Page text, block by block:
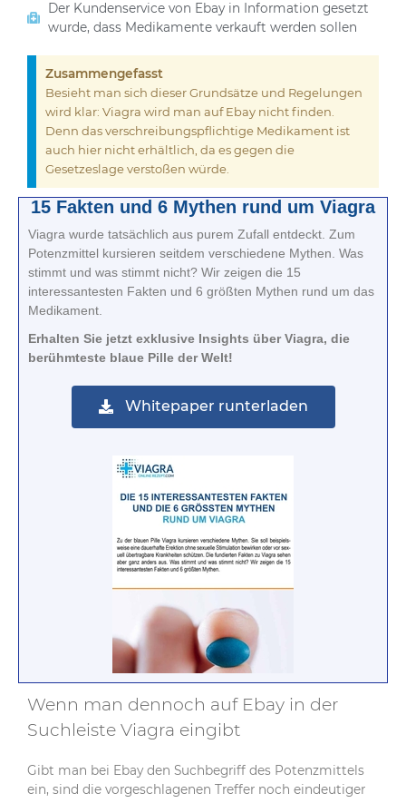
Der Kundenservice von Ebay in Information gesetzt
wurde, dass Medikamente verkauft werden sollen
Zusammengefasst
Besieht man sich dieser Grundsätze und Regelungen
wird klar: Viagra wird man auf Ebay nicht finden.
Denn das verschreibungspflichtige Medikament ist
auch hier nicht erhältlich, da es gegen die
Gesetzeslage verstoßen würde.
15 Fakten und 6 Mythen rund um Viagra
Viagra wurde tatsächlich aus purem Zufall entdeckt. Zum
Potenzmittel kursieren seitdem verschiedene Mythen. Was
stimmt und was stimmt nicht? Wir zeigen die 15
interessantesten Fakten und 6 größten Mythen rund um das
Medikament.
Erhalten Sie jetzt exklusive Insights über Viagra, die
berühmteste blaue Pille der Welt!
Whitepaper runterladen
Wenn man dennoch auf Ebay in der
Suchleiste Viagra eingibt
Gibt man bei Ebay den Suchbegriff des Potenzmittels
ein, sind die vorgeschlagenen Treffer noch eindeutiger